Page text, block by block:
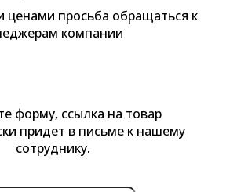
ценами просьба обращаться к
компании
форму, ссылка на товар
придет в письме к нашему
сотруднику.